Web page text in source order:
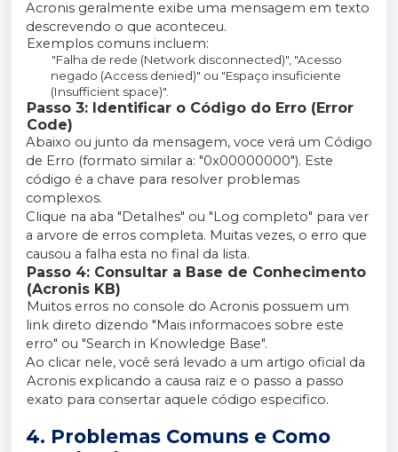
Acronis geralmente exibe uma mensagem em texto
descrevendo o que aconteceu.
Exemplos comuns incluem:
"Falha de rede (Network disconnected)", "Acesso
negado (Access denied)" ou "Espaço insuficiente
(Insufficient space)".
Passo 3: Identificar o Código do Erro (Error
Code)
Abaixo ou junto da mensagem, voce verá um Código
de Erro (formato similar a: "0x00000000"). Este
código é a chave para resolver problemas
complexos.
Clique na aba "Detalhes" ou "Log completo" para ver
a arvore de erros completa. Muitas vezes, o erro que
causou a falha esta no final da lista.
Passo 4: Consultar a Base de Conhecimento
(Acronis KB)
Muitos erros no console do Acronis possuem um
link direto dizendo "Mais informacoes sobre este
erro" ou "Search in Knowledge Base".
Ao clicar nele, você será levado a um artigo oficial da
Acronis explicando a causa raiz e o passo a passo
exato para consertar aquele código especifico.
4. Problemas Comuns e Como